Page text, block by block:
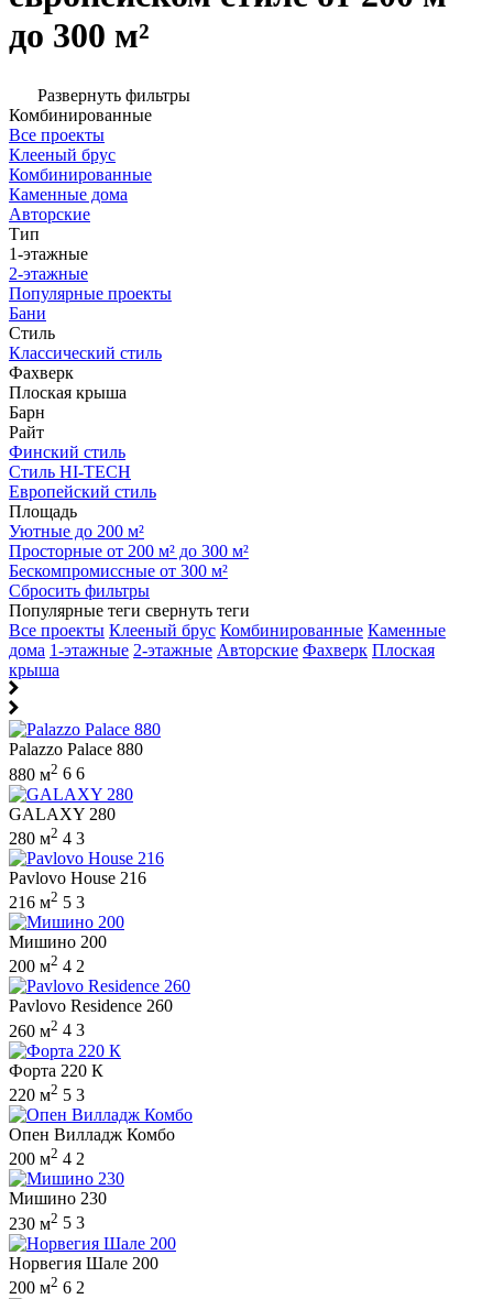
до 300 м²
Развернуть фильтры
Комбинированные
Все проекты
Клееный брус
Комбинированные
Каменные дома
Авторские
Тип
1-этажные
2-этажные
Популярные проекты
Бани
Стиль
Классический стиль
Фахверк
Плоская крыша
Барн
Райт
Финский стиль
Стиль HI-TECH
Европейский стиль
Площадь
Уютные до 200 м²
Просторные от 200 м² до 300 м²
Бескомпромиссные от 300 м²
Сбросить фильтры
Популярные теги свернуть теги
Все проекты Клееный брус Комбинированные Каменные
дома 1-этажные 2-этажные Авторские Фахверк Плоская
крыша
Palazzo Palace 880
880 м2 6 6
GALAXY 280
280 м2 4 3
Pavlovo House 216
216 м2 5 3
Мишино 200
200 м2 4 2
Pavlovo Residence 260
260 м2 4 3
Форта 220 К
220 м2 5 3
Опен Вилладж Комбо
200 м2 4 2
Мишино 230
230 м2 5 3
Норвегия Шале 200
200 м2 6 2